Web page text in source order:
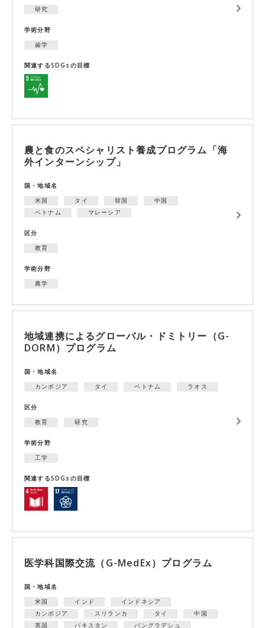
研究
学術分野
歯学
関連するSDGsの目標
農と食のスペシャリスト養成プログラム「海
外インターンシップ」
国・地域名
米国
タイ 韓国
中国
ベトナム
マレーシア
区分
教育
学術分野
農学
地域連携によるグローバル・ドミトリー（G-
DORM）プログラム
国・地域名
カンボジア
タイ ベトナム ラオス
区分
教育
研究
学術分野
工学
関連するSDGsの目標
医学科国際交流（G-MedEx）プログラム
国・地域名
米国
インド
インドネシア
カンボジア
スリランカ タイ
中国
英国
パキスタン
バングラデシュ